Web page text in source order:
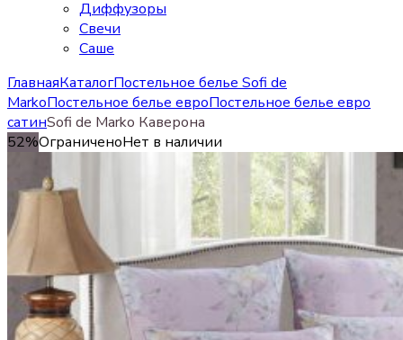
Диффузоры
Свечи
Cаше
ГлавнаяКаталогПостельное белье Sofi de
MarkoПостельное белье евроПостельное белье евро
сатинSofi de Marko Каверона
52%ОграниченоНет в наличии